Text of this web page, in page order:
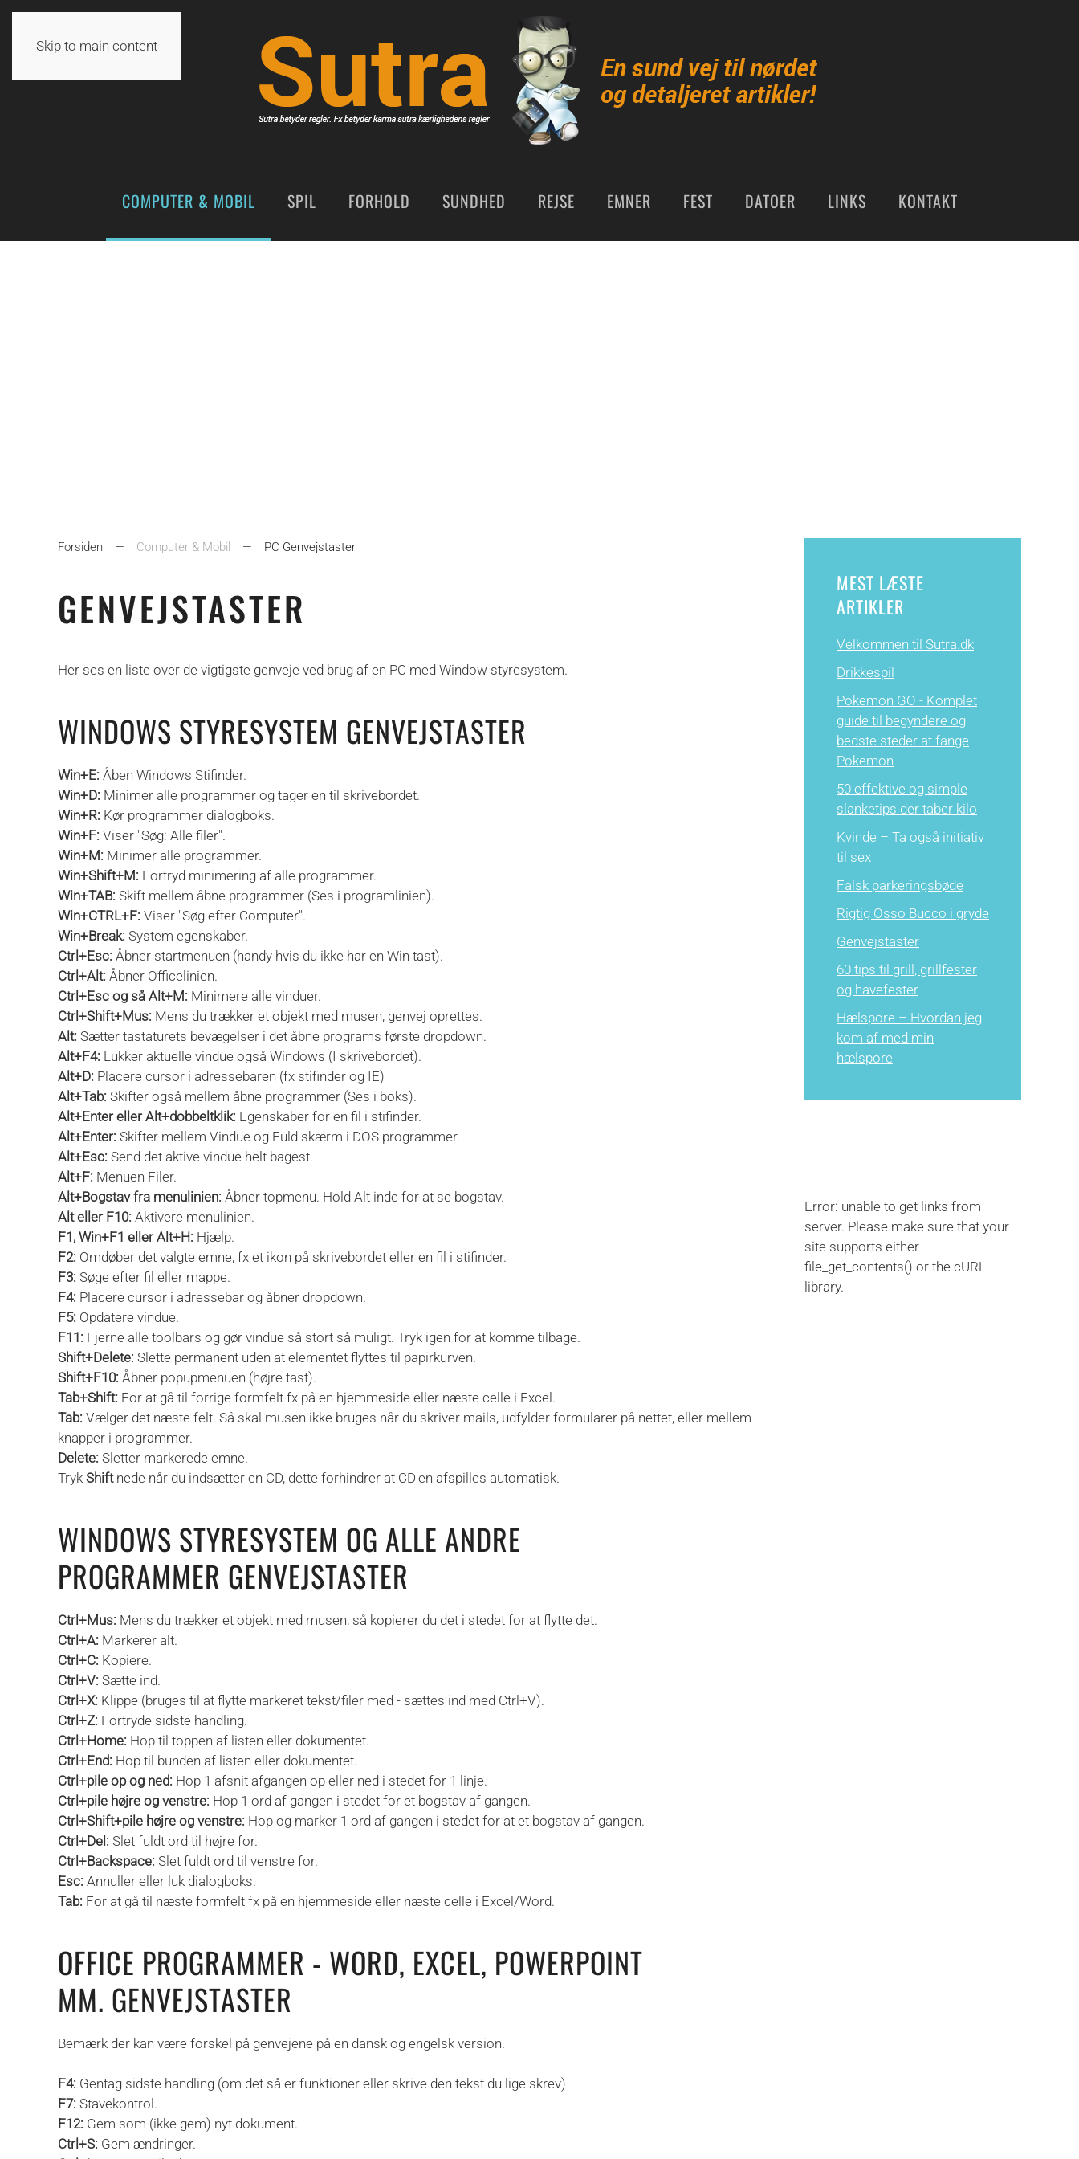
Skip to main content
COMPUTER & MOBIL SPIL FORHOLD SUNDHED REJSE EMNER FEST DATOER LINKS KONTAKT
Forsiden Computer & Mobil PC Genvejstaster
GENVEJSTASTER
Her ses en liste over de vigtigste genveje ved brug af en PC med Window styresystem.
WINDOWS STYRESYSTEM GENVEJSTASTER
Win+E: Åben Windows Stifinder.
Win+D: Minimer alle programmer og tager en til skrivebordet.
Win+R: Kør programmer dialogboks.
Win+F: Viser "Søg: Alle filer".
Win+M: Minimer alle programmer.
Win+Shift+M: Fortryd minimering af alle programmer.
Win+TAB: Skift mellem åbne programmer (Ses i programlinien).
Win+CTRL+F: Viser "Søg efter Computer".
Win+Break: System egenskaber.
Ctrl+Esc: Åbner startmenuen (handy hvis du ikke har en Win tast).
Ctrl+Alt: Åbner Officelinien.
Ctrl+Esc og så Alt+M: Minimere alle vinduer.
Ctrl+Shift+Mus: Mens du trækker et objekt med musen, genvej oprettes.
Alt: Sætter tastaturets bevægelser i det åbne programs første dropdown.
Alt+F4: Lukker aktuelle vindue også Windows (I skrivebordet).
Alt+D: Placere cursor i adressebaren (fx stifinder og IE)
Alt+Tab: Skifter også mellem åbne programmer (Ses i boks).
Alt+Enter eller Alt+dobbeltklik: Egenskaber for en fil i stifinder.
Alt+Enter: Skifter mellem Vindue og Fuld skærm i DOS programmer.
Alt+Esc: Send det aktive vindue helt bagest.
Alt+F: Menuen Filer.
Alt+Bogstav fra menulinien: Åbner topmenu. Hold Alt inde for at se bogstav.
Alt eller F10: Aktivere menulinien.
F1, Win+F1 eller Alt+H: Hjælp.
F2: Omdøber det valgte emne, fx et ikon på skrivebordet eller en fil i stifinder.
F3: Søge efter fil eller mappe.
F4: Placere cursor i adressebar og åbner dropdown.
F5: Opdatere vindue.
F11: Fjerne alle toolbars og gør vindue så stort så muligt. Tryk igen for at komme tilbage.
Shift+Delete: Slette permanent uden at elementet flyttes til papirkurven.
Shift+F10: Åbner popupmenuen (højre tast).
Tab+Shift: For at gå til forrige formfelt fx på en hjemmeside eller næste celle i Excel.
Tab: Vælger det næste felt. Så skal musen ikke bruges når du skriver mails, udfylder formularer på nettet, eller mellem
knapper i programmer.
Delete: Sletter markerede emne.
Tryk Shift nede når du indsætter en CD, dette forhindrer at CD'en afspilles automatisk.
WINDOWS STYRESYSTEM OG ALLE ANDRE
PROGRAMMER GENVEJSTASTER
Ctrl+Mus: Mens du trækker et objekt med musen, så kopierer du det i stedet for at flytte det.
Ctrl+A: Markerer alt.
Ctrl+C: Kopiere.
Ctrl+V: Sætte ind.
Ctrl+X: Klippe (bruges til at flytte markeret tekst/filer med - sættes ind med Ctrl+V).
Ctrl+Z: Fortryde sidste handling.
Ctrl+Home: Hop til toppen af listen eller dokumentet.
Ctrl+End: Hop til bunden af listen eller dokumentet.
Ctrl+pile op og ned: Hop 1 afsnit afgangen op eller ned i stedet for 1 linje.
Ctrl+pile højre og venstre: Hop 1 ord af gangen i stedet for et bogstav af gangen.
Ctrl+Shift+pile højre og venstre: Hop og marker 1 ord af gangen i stedet for at et bogstav af gangen.
Ctrl+Del: Slet fuldt ord til højre for.
Ctrl+Backspace: Slet fuldt ord til venstre for.
Esc: Annuller eller luk dialogboks.
Tab: For at gå til næste formfelt fx på en hjemmeside eller næste celle i Excel/Word.
OFFICE PROGRAMMER - WORD, EXCEL, POWERPOINT
MM. GENVEJSTASTER
Bemærk der kan være forskel på genvejene på en dansk og engelsk version.
F4: Gentag sidste handling (om det så er funktioner eller skrive den tekst du lige skrev)
F7: Stavekontrol.
F12: Gem som (ikke gem) nyt dokument.
Ctrl+S: Gem ændringer.
MEST LÆSTE
ARTIKLER
Velkommen til Sutra.dk
Drikkespil
Pokemon GO - Komplet
guide til begyndere og
bedste steder at fange
Pokemon
50 effektive og simple
slanketips der taber kilo
Kvinde – Ta også initiativ
til sex
Falsk parkeringsbøde
Rigtig Osso Bucco i gryde
Genvejstaster
60 tips til grill, grillfester
og havefester
Hælspore – Hvordan jeg
kom af med min
hælspore
Error: unable to get links from
server. Please make sure that your
site supports either
file_get_contents() or the cURL
library.